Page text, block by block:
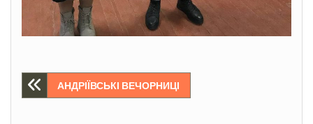
Навігація
АНДРІЇВСЬКІ ВЕЧОРНИЦІ